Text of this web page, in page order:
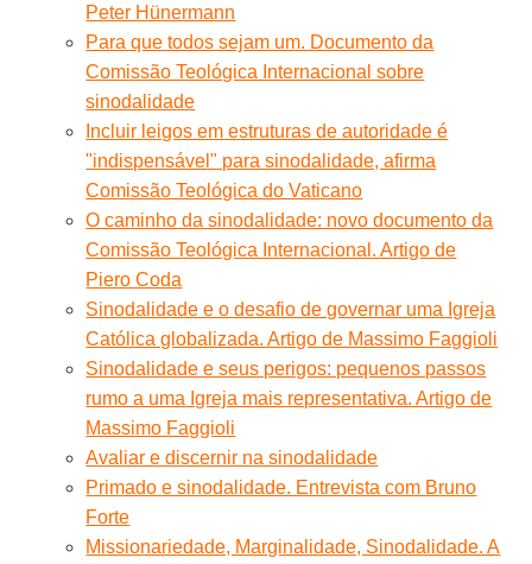
Peter Hünermann
Para que todos sejam um. Documento da
Comissão Teológica Internacional sobre
sinodalidade
Incluir leigos em estruturas de autoridade é
"indispensável" para sinodalidade, afirma
Comissão Teológica do Vaticano
O caminho da sinodalidade: novo documento da
Comissão Teológica Internacional. Artigo de
Piero Coda
Sinodalidade e o desafio de governar uma Igreja
Católica globalizada. Artigo de Massimo Faggioli
Sinodalidade e seus perigos: pequenos passos
rumo a uma Igreja mais representativa. Artigo de
Massimo Faggioli
Avaliar e discernir na sinodalidade
Primado e sinodalidade. Entrevista com Bruno
Forte
Missionariedade, Marginalidade, Sinodalidade. A